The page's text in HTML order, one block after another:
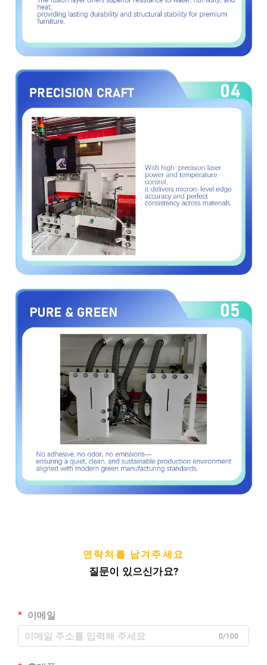
연락처를 남겨주세요
질문이 있으신가요?
이메일
0/100